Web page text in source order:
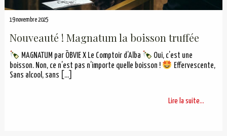
19 novembre 2025
Nouveauté ! Magnatum la boisson truffée
MAGNATUM par ŌBVIE X Le Comptoir d’Alba
Oui, c’est une
boisson. Non, ce n’est pas n’importe quelle boisson !
Effervescente,
Sans alcool, sans […]
Lire la suite...